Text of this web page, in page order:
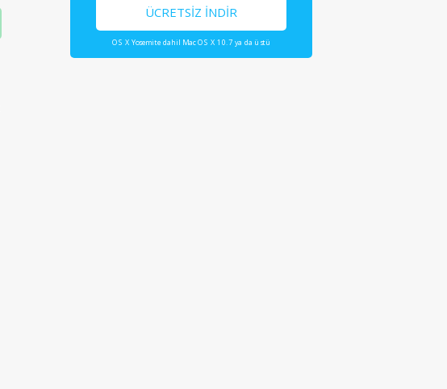
ÜCRETSIZ İNDIR
OS X Yosemite dahil Mac OS X 10.7 ya da üstü